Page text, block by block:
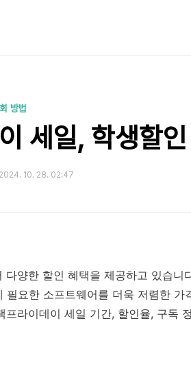
방법
세일, 학생할
2024. 10. 28. 02:47
양한 할인 혜택을 제공하고 있습니
요한 소프트웨어를 더욱 저렴한 가
라이데이 세일 기간, 할인율, 구독